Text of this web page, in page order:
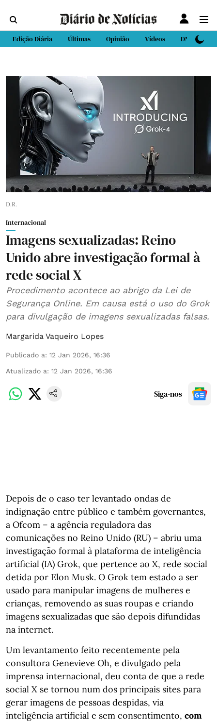
Edição Diária Últimas Opinião Vídeos DN Sport
D.R.
Internacional
Imagens sexualizadas: Reino
Unido abre investigação formal à
rede social X
Procedimento acontece ao abrigo da Lei de
Segurança Online. Em causa está o uso do Grok
para divulgação de imagens sexualizadas falsas.
Margarida Vaqueiro Lopes
Publicado a: 12 Jan 2026, 16:36
Atualizado a: 12 Jan 2026, 16:36
Siga-nos
Depois de o caso ter levantado ondas de
indignação entre público e também governantes,
a Ofcom – a agência reguladora das
comunicações no Reino Unido (RU) – abriu uma
investigação formal à plataforma de inteligência
artificial (IA) Grok, que pertence ao X, rede social
detida por Elon Musk. O Grok tem estado a ser
usado para manipular imagens de mulheres e
crianças, removendo as suas roupas e criando
imagens sexualizadas que são depois difundidas
na internet.
Um levantamento feito recentemente pela
consultora Genevieve Oh, e divulgado pela
imprensa internacional, deu conta de que a rede
social X se tornou num dos principais sites para
gerar imagens de pessoas despidas, via
inteligência artificial e sem consentimento, com